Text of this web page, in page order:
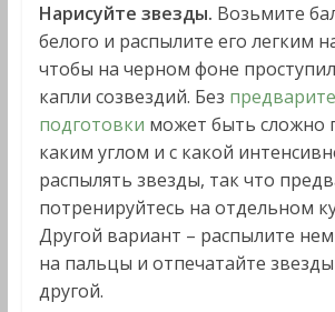
Нарисуйте звезды. Возьмите
белого и распылите его легким
чтобы на черном фоне
капли созвездий. Без
подготовки может быть сложно
каким углом и с какой
распылять звезды, так что
потренируйтесь на отдельном
Другой вариант – распылите
на пальцы и отпечатайте
другой.